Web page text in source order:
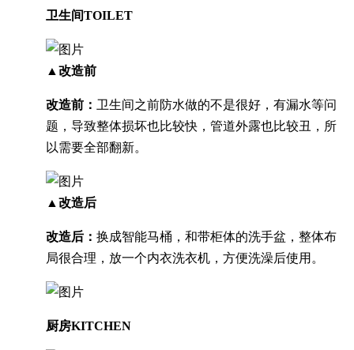
卫生间TOILET
▲改造前
改造前： 卫生间之前防水做的不是很好，有漏水等问
题，导致整体损坏也比较快，管道外露也比较丑，所
以需要全部翻新。
▲改造后
改造后： 换成智能马桶，和带柜体的洗手盆，整体布
局很合理，放一个内衣洗衣机，方便洗澡后使用。
厨房KITCHEN